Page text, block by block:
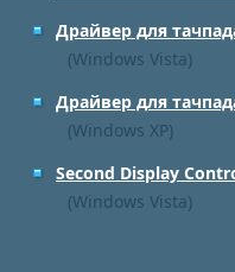
Драйвер для
(Windows Vista)
Драйвер для
(Windows XP)
Second Display
(Windows Vista)